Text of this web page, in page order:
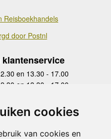
cookies
van cookies en
Reisboekhandels
door Postnl
en 13.30 - 17.00
en 13.30 - 17.00
en 13.30 - 17.00
en 13.30 - 17.00
gesloten